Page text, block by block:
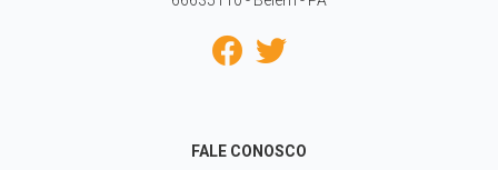
FALE CONOSCO